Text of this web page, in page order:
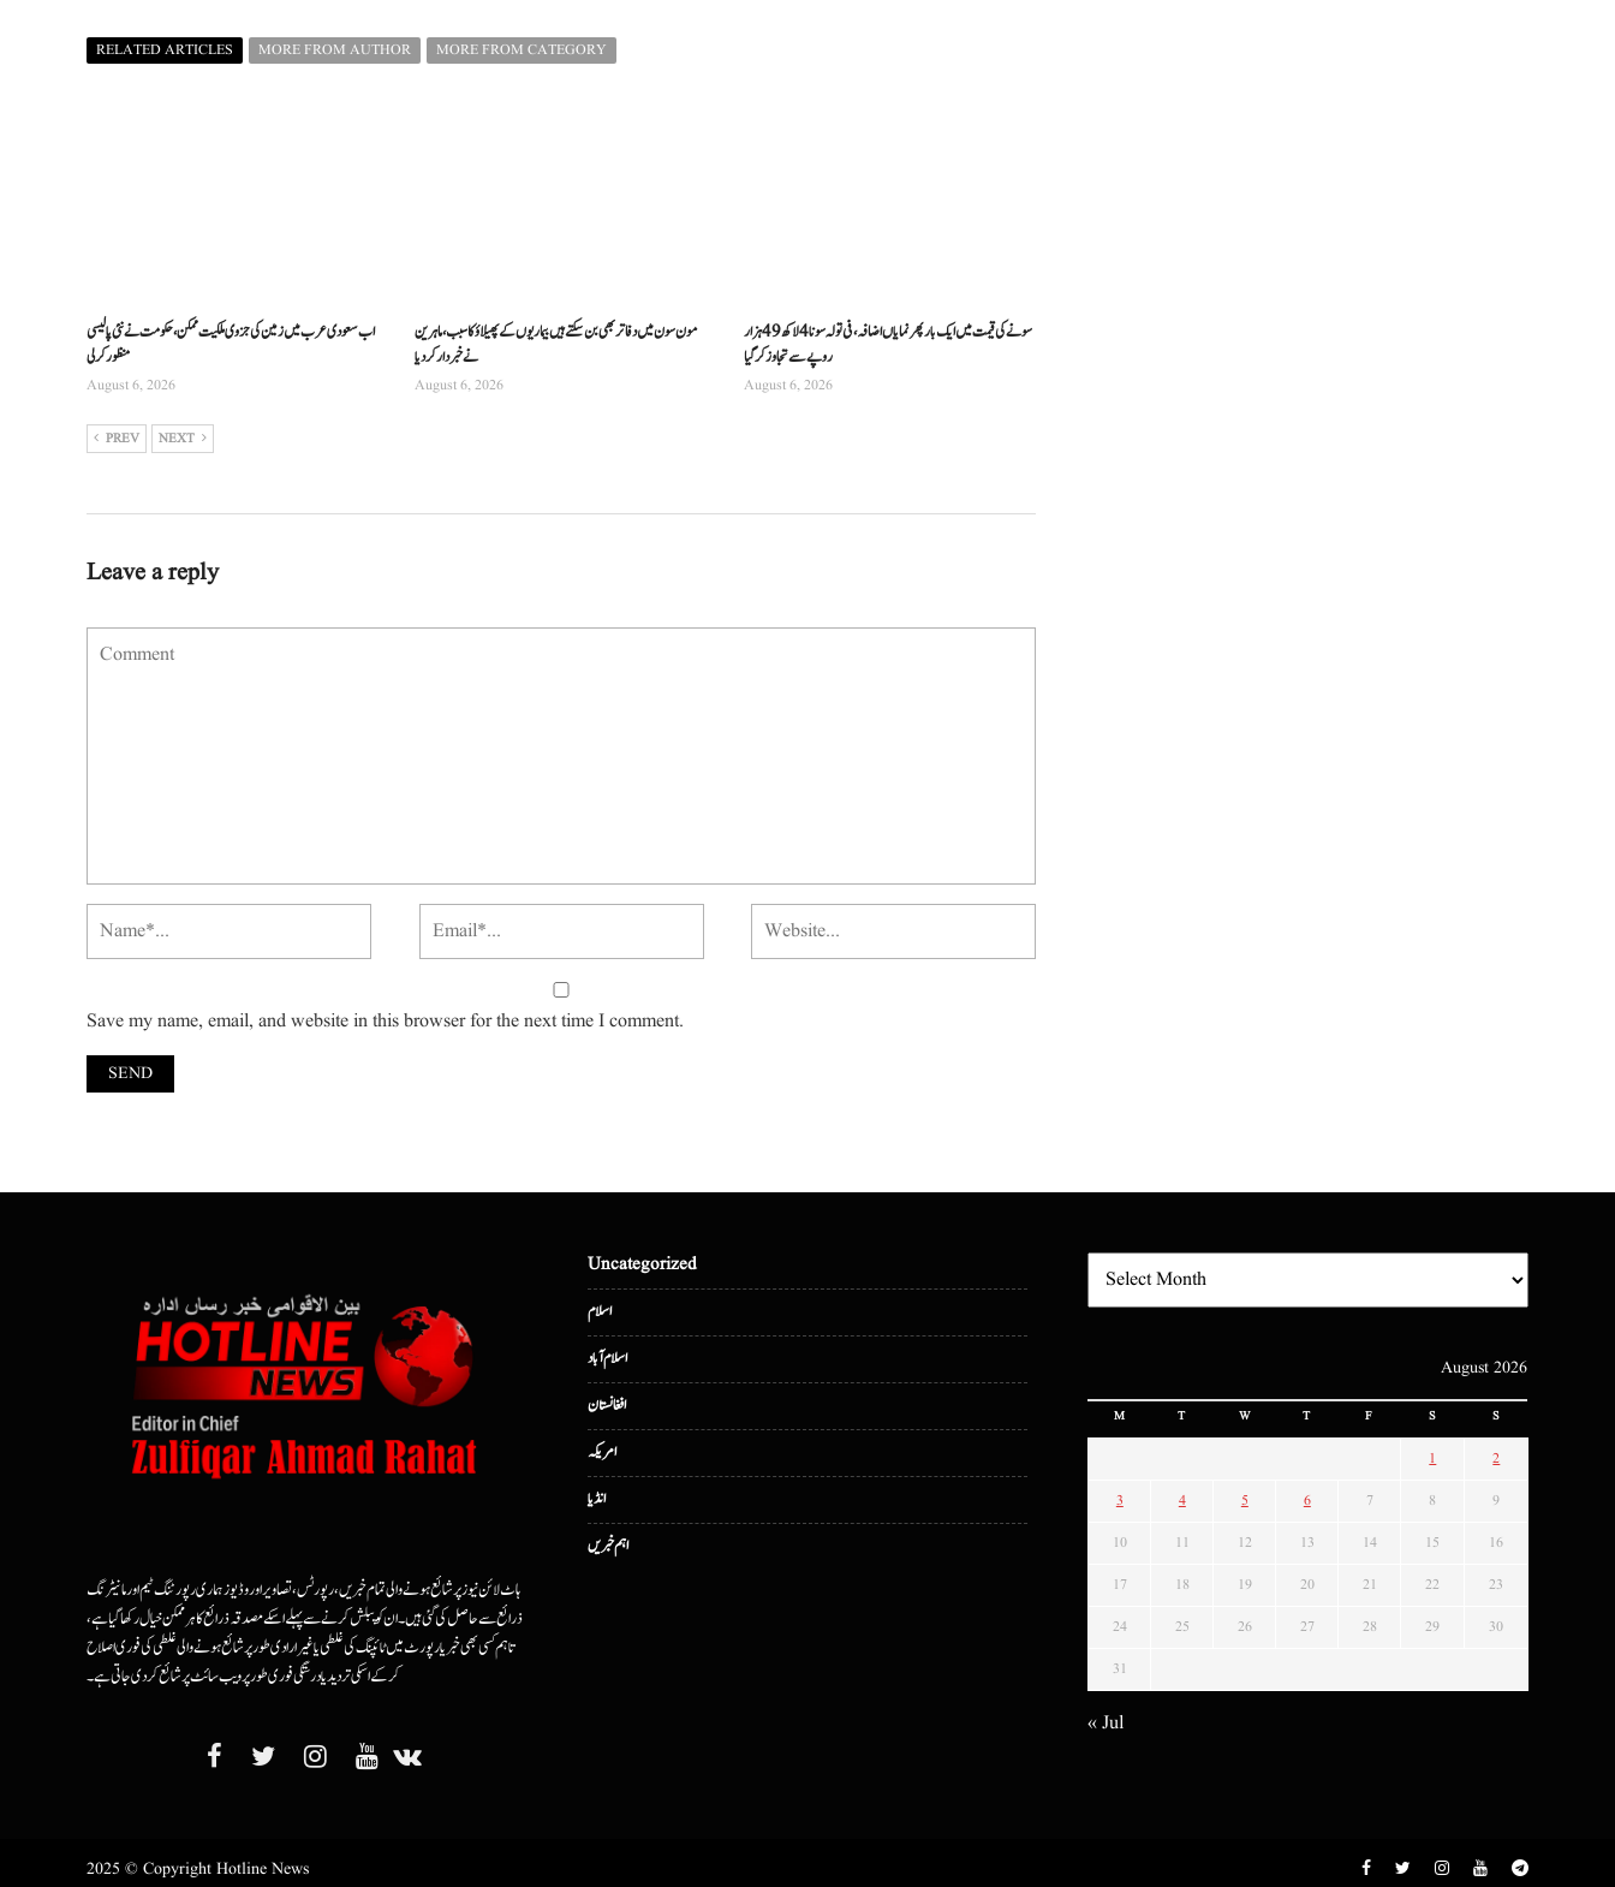
RELATED ARTICLES MORE FROM AUTHOR MORE FROM CATEGORY
اب سعودی عرب میں زمین کی جزوی ملکیت ممکن، حکومت نے نئی پالیسی
منظور کرلی
August 6, 2026
مون سون میں دفاتر بھی بن سکتے ہیں بیماریوں کے پھیلاؤ کا سبب، ماہرین
نے خبردار کر دیا
August 6, 2026
سونے کی قیمت میں ایک بار پھر نمایاں اضافہ، فی تولہ سونا 4 لاکھ 49 ہزار
روپے سے تجاوز کرگیا
August 6, 2026
PREV NEXT
Leave a reply
Save my name, email, and website in this browser for the next time I comment.
ہاٹ لائن نیوز پر شائع ہونے والی تمام خبریں، رپورٹس، تصاویر اور وڈیوز ہماری رپورٹنگ ٹیم اور مانیٹرنگ
ذرائع سے حاصل کی گئی ہیں۔ ان کو پبلش کرنے سے پہلے اسکے مصدقہ ذرائع کا ہرممکن خیال رکھا گیا ہے،
تاہم کسی بھی خبر یا رپورٹ میں ٹائپنگ کی غلطی یا غیرارادی طور پر شائع ہونے والی غلطی کی فوری اصلاح
کرکے اسکی تردید یا درستگی فوری طور پر ویب سائٹ پر شائع کردی جاتی ہے۔
Uncategorized
اسلام
اسلام آباد
افغانستان
امریکہ
انڈیا
اہم خبریں
August 2026
M T W T F S S
1 2
3 4 5 6 7 8 9
10 11 12 13 14 15 16
17 18 19 20 21 22 23
24 25 26 27 28 29 30
31
« Jul
2025 © Copyright Hotline News